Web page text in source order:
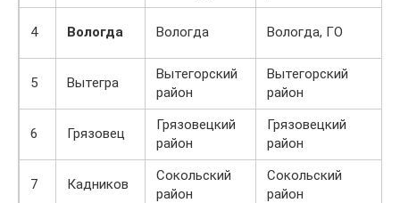
4 Вологда Вологда Вологда, ГО
5 Вытегра
Вытегорский
район
Вытегорский
район
6 Грязовец
Грязовецкий
район
Грязовецкий
район
7 Кадников
Сокольский
район
Сокольский
район